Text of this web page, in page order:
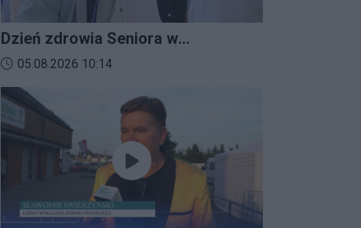
Dzień zdrowia Seniora w
Bratkowicach
Data dodania materiału wideo:
05.08.2026 10:14